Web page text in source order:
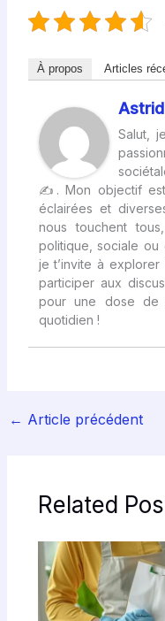
À propos Articles
Astrid
Salut,
✍ . Mon objectif
éclairées et
nous touchent
politique, sociale ou
je t’invite à
participer aux
pour une dose de
quotidien !
← Article précédent
Related